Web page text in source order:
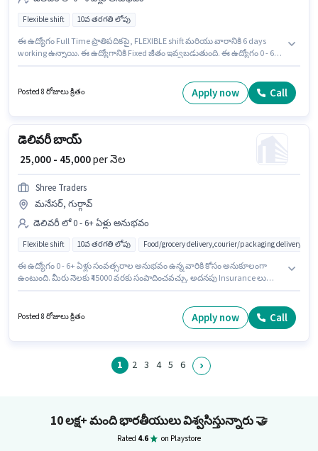
Flexible shift 10వ తరగతి లోపు
ఈ ఉద్యోగం Full Time ప్రాతిపదికపై, FLEXIBLE shift మరియు వారానికి 6 days
working ఉన్నాయి. ఈ ఉద్యోగానికి Fixed జీతం ఇవ్వబడుతుంది. ఈ ఉద్యోగం 0 - 6
ఉద్యోగానికి అప్లై చేసుకోవచ్చు. ఈ ఖాళీ మనేసర్, గుర్గావ్ లో ఉంది. Zepto లో డెలివరీ
Posted 8 రోజులు క్రితం Apply now Call
డెలివరీ బాయ్
₹ 25,000 - 45,000per నెల
Shree Traders
మనేసర్, గుర్గావ్
డెలివరీ లో 0 - 6+ ఏళ్లు అనుభవం
Flexible shift 10వ తరగతి లోపు Food/grocery delivery,courier/packaging delivery,e-
ఈ ఉద్యోగం 0 - 6+ ఏళ్లు సంవత్సరాల అనుభవం ఉన్న వారికి కోసం అనుకూలంగా
ఉంటుంది. మీరు నెలకు ₹45000 వరకు సంపాదించవచ్చు. అదనపు Insurance లు
ఉద్యోగానికి Fixed జీతం అందుబాటులో ఉంది. ఈ ఖాళీ మనేసర్, గుర్గావ్ లో ఉంది.
Shree Traders లో డెలివరీ విభాగంలో డెలివరీ బాయ్ గా చేరండి.
Posted 8 రోజులు క్రితం Apply now Call
1 2 3 4 5 6
10 లక్ష+ మంది భారతీయులు విశ్వసిస్తున్నారు🤝
Rated 4.6 on Playstore